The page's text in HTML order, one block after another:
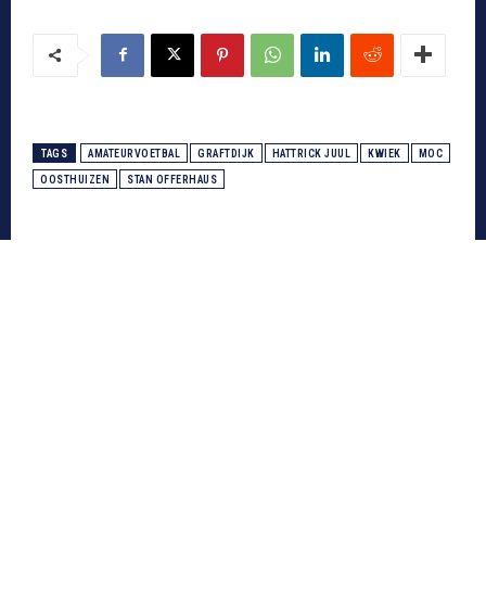
TAGS AMATEURVOETBAL GRAFTDIJK HATTRICK JUUL KWIEK MOC
OOSTHUIZEN STAN OFFERHAUS